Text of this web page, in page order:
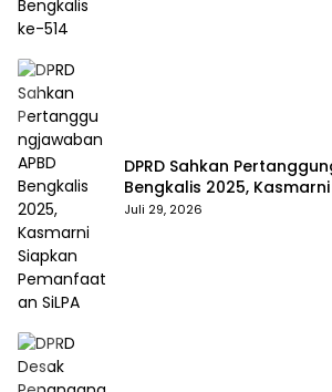
DPRD Sahkan
Bengkalis 2025,
Pemanfaatan SiLPA
Juli 29, 2026